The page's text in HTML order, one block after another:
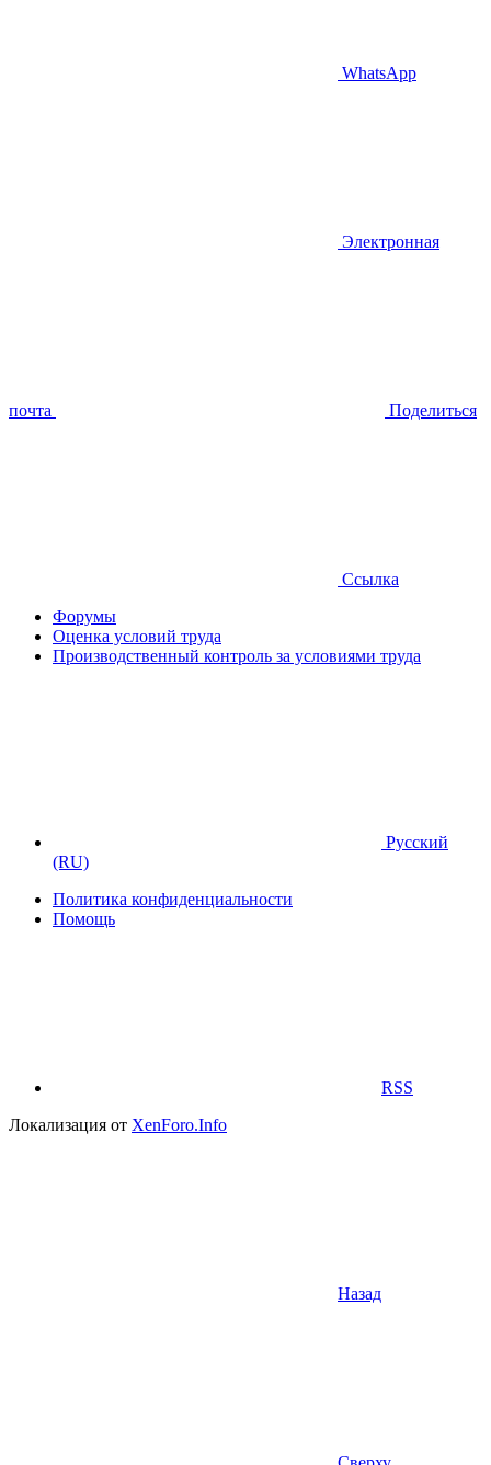
WhatsApp
Электронная
почта Поделиться
Ссылка
Форумы
Оценка условий труда
Производственный контроль за условиями труда
Русский
(RU)
Политика конфиденциальности
Помощь
RSS
Локализация от XenForo.Info
Назад